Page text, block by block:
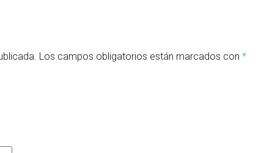
Los campos obligatorios están marcados con *